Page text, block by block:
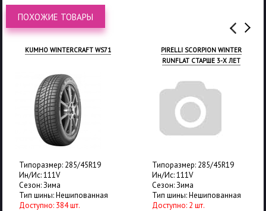
ПОХОЖИЕ ТОВАРЫ
KUMHO WINTERCRAFT WS71
Типоразмер: 285/45R19
Ин/Ис: 111V
Сезон: Зима
Тип шины: Нешипованная
Доступно: 384 шт.
PIRELLI SCORPION WINTER
RUNFLAT СТАРШЕ 3-Х ЛЕТ
Типоразмер: 285/45R19
Ин/Ис: 111V
Сезон: Зима
Тип шины: Нешипованная
Доступно: 2 шт.